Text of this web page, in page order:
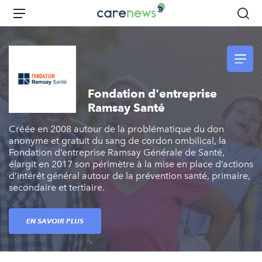
Aller
principal
Carenews,
Le
l'engagement
Menu
Fondation d'entreprise
Ramsay Santé
Créée en 2008 autour de la problématique du don
anonyme et gratuit du sang de cordon ombilical, la
Fondation d’entreprise Ramsay Générale de Santé,
élargit en 2017 son périmètre à la mise en place d’actions
d’intérêt général autour de la prévention santé, primaire,
secondaire et tertiaire.
EN SAVOIR PLUS